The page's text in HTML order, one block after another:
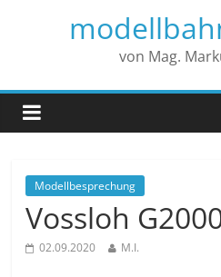
von Mag.
Modellbesprechung
Vossloh
02.09.2020 M.I.